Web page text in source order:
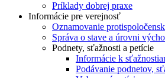
Príklady dobrej praxe
Informácie pre verejnosť
Oznamovanie
Správa o stave a úrovni
Podnety, sťažnosti a petície
Informácie k
Podávanie podnetov,